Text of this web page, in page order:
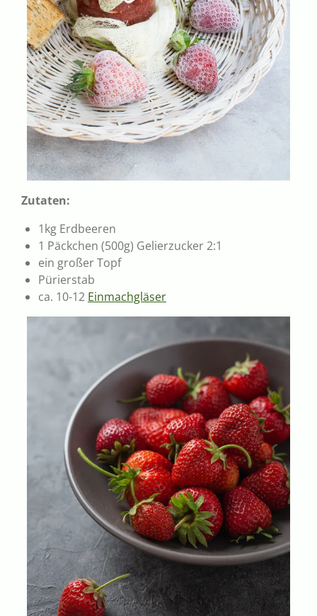
Zutaten:
1kg Erdbeeren
1 Päckchen (500g) Gelierzucker 2:1
ein großer Topf
Pürierstab
ca. 10-12 Einmachgläser